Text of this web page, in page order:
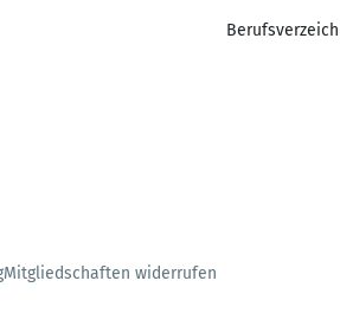
Mitgliedschaften widerrufen